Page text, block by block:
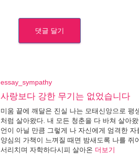
essay_sympathy
사랑보다 강한 무기는 없었습니다
미움 끝에 깨달은 진실 나는 모태신앙으로 평
처럼 살아왔다. 내 모든 청춘을 다 바쳐 살아
언이 아닐 만큼 그렇게 나 자신에게 엄격한 자
양심의 가책이 느껴질 때면 밤새도록 나를 쥐
서리치며 자학하다시피 살아온 더보기